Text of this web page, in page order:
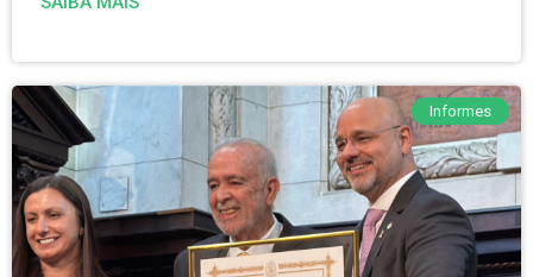
Informes